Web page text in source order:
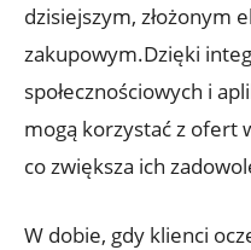
dzisiejszym, złożonym
zakupowym.Dzięki
‌społecznościowych ​i
⁤mogą korzystać z ofert
co zwiększa ‌ich
W dobie, gdy klienci